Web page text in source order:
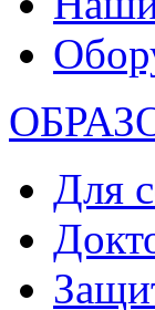
Для